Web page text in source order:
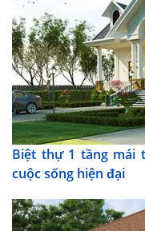
Biệt thự 1 tầng mái
cuộc sống hiện đại